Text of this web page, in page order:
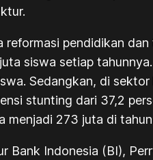
reformasi pendidikan
siswa setiap
Sedangkan, di
stunting dari 37,2
menjadi 273 juta di
Bank Indonesia (BI),